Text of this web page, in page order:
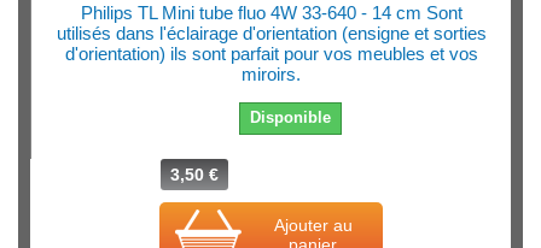
Philips TL Mini tube fluo 4W 33-640 - 14 cm Sont
utilisés dans l'éclairage d'orientation (ensigne et sorties
d'orientation) ils sont parfait pour vos meubles et vos
miroirs.
Disponible
3,50 €
Ajouter au